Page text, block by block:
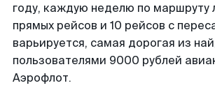
году, каждую неделю по маршруту
прямых рейсов и 10 рейсов с
варьируется, самая дорогая из
пользователями 9000 рублей
Аэрофлот.